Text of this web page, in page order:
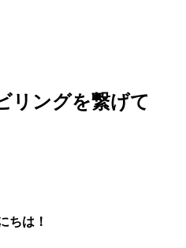
リングを繋げて
ちは！